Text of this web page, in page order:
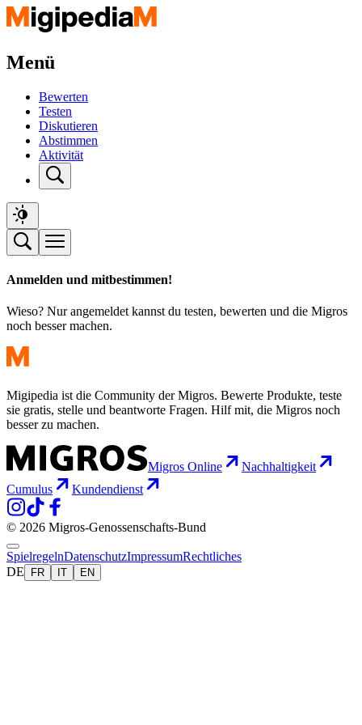
Menü
Bewerten
Testen
Diskutieren
Abstimmen
Aktivität
Anmelden und mitbestimmen!
Wieso? Nur angemeldet kannst du testen, bewerten und die Migros
noch besser machen.
Migipedia ist die Community der Migros. Bewerte Produkte, teste
sie gratis, stelle und beantworte Fragen. Hilf mit, die Migros noch
besser zu machen.
Migros Online
Nachhaltigkeit
Cumulus
Kundendienst
© 2026 Migros-Genossenschafts-Bund
SpielregelnDatenschutzImpressumRechtliches
DE
FR IT EN